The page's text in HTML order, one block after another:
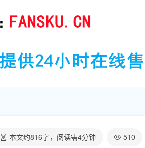
本文约816字，阅读需4分钟 510